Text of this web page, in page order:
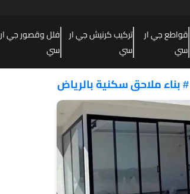
قواطع جي ار
سي
تركيب كرنيش جي ار
سي
فلل وقصور جي ار
سي
# بناء ملاحق سكنية بالرياض